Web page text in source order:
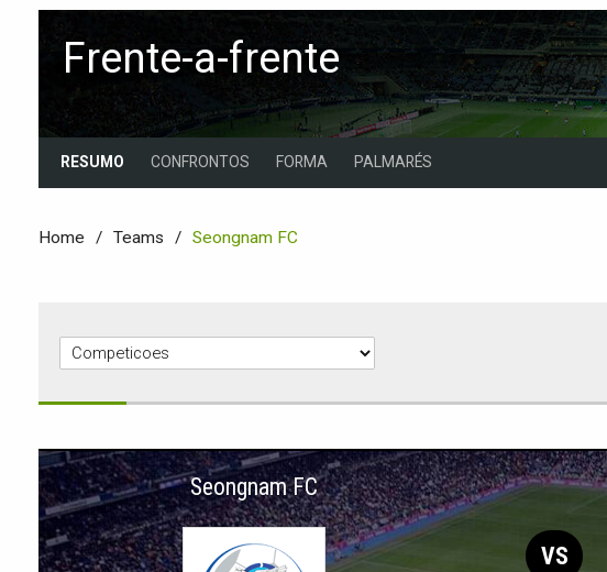
Frente-a-frente
RESUMO CONFRONTOS FORMA PALMARÉS
Home Teams Seongnam FC
Seongnam FC
VS